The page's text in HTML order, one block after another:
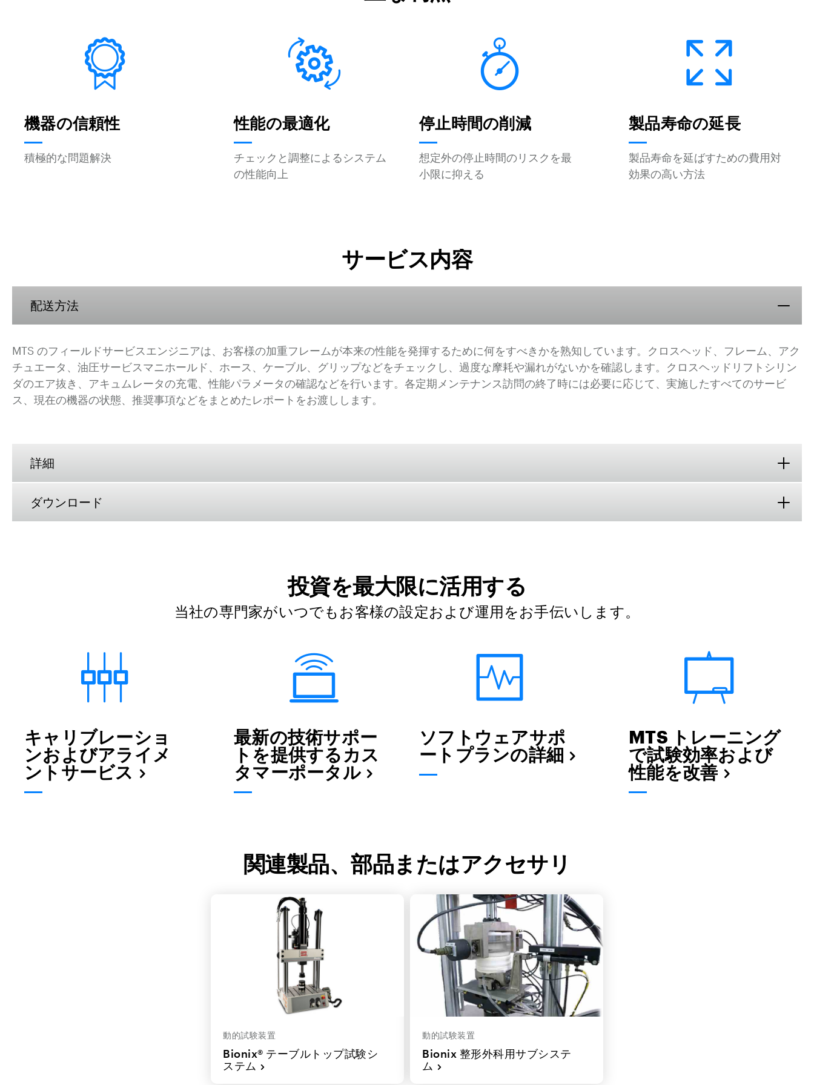
機器の信頼性
積極的な問題解決
性能の最適化
チェックと調整によるシステム
の性能向上
停止時間の削減
想定外の停止時間のリスクを最
小限に抑える
製品寿命の延長
製品寿命を延ばすための費用対
効果の高い方法
サービス内容
配送方法
MTS のフィールドサービスエンジニアは、お客様の加重フレームが本来の性能を発揮するために何をすべきかを熟知しています。クロスヘッド、フレーム、アク
チュエータ、油圧サービスマニホールド、ホース、ケーブル、グリップなどをチェックし、過度な摩耗や漏れがないかを確認します。クロスヘッドリフトシリン
ダのエア抜き、アキュムレータの充電、性能パラメータの確認などを行います。各定期メンテナンス訪問の終了時には必要に応じて、実施したすべてのサービ
ス、現在の機器の状態、推奨事項などをまとめたレポートをお渡しします。
詳細
ダウンロード
投資を最大限に活用する
当社の専門家がいつでもお客様の設定および運用をお手伝いします。
キャリブレーショ
ンおよびアライメ
ントサービス
最新の技術サポー
トを提供するカス
タマーポータル
ソフトウェアサポ
ートプランの詳細
MTS トレーニング
で試験効率および
性能を改善
関連製品、部品またはアクセサリ
動的試験装置
Bionix® テーブルトップ試験シ
ステム
動的試験装置
Bionix 整形外科用サブシステ
ム